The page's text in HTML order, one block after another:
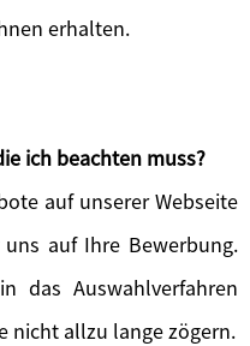
erhalten.
ich beachten muss?
auf unserer Webseite
auf Ihre Bewerbung.
das Auswahlverfahren
nicht allzu lange zögern.